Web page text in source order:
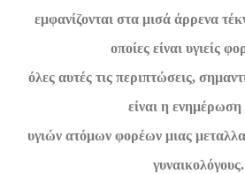
εμφανίζονται στα μισά άρρενα
οποίες είναι υγιείς
όλες αυτές τις περιπτώσεις,
είναι η
υγιών ατόμων φορέων μιας
γυναικολόγους.